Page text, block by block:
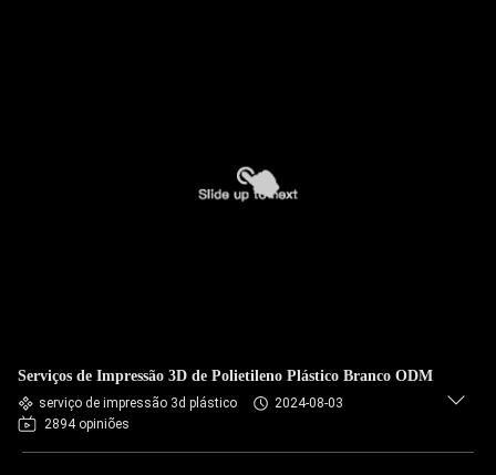
Serviços de Impressão 3D de Polietileno Plástico Branco ODM
serviço de impressão 3d plástico
2024-08-03
2894 opiniões